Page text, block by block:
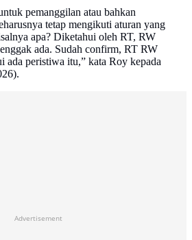
pemanggilan atau bahkan
tetap mengikuti aturan yang
apa? Diketahui oleh RT, RW
ada. Sudah confirm, RT RW
ada peristiwa itu,” kata Roy kepada
Advertisement